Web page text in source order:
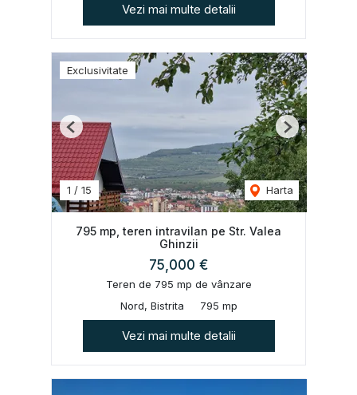
Vezi mai multe detalii
Exclusivitate
1 / 15 Harta
Previous Next
795 mp, teren intravilan pe Str. Valea
Ghinzii
75,000 €
Teren de 795 mp de vânzare
Nord, Bistrita
795 mp
Vezi mai multe detalii